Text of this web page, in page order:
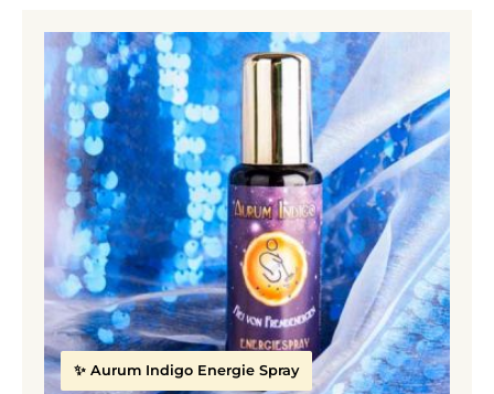
✨ Aurum Indigo Energie Spray